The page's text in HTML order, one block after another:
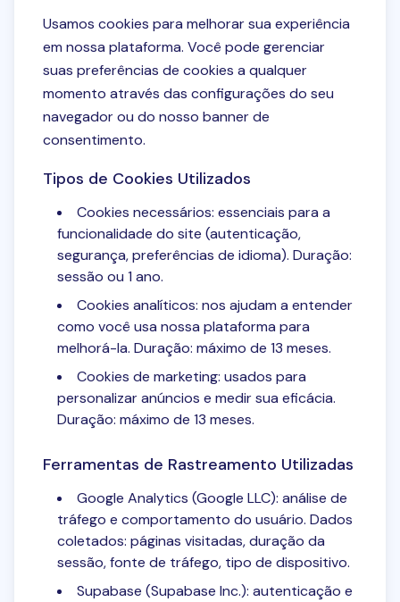
Usamos cookies para melhorar sua experiência
em nossa plataforma. Você pode gerenciar
suas preferências de cookies a qualquer
momento através das configurações do seu
navegador ou do nosso banner de
consentimento.
Tipos de Cookies Utilizados
Cookies necessários: essenciais para a
funcionalidade do site (autenticação,
segurança, preferências de idioma). Duração:
sessão ou 1 ano.
Cookies analíticos: nos ajudam a entender
como você usa nossa plataforma para
melhorá-la. Duração: máximo de 13 meses.
Cookies de marketing: usados para
personalizar anúncios e medir sua eficácia.
Duração: máximo de 13 meses.
Ferramentas de Rastreamento Utilizadas
Google Analytics (Google LLC): análise de
tráfego e comportamento do usuário. Dados
coletados: páginas visitadas, duração da
sessão, fonte de tráfego, tipo de dispositivo.
Supabase (Supabase Inc.): autenticação e